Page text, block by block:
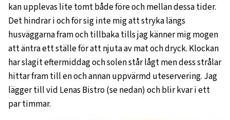
kan upplevas lite tomt både före och mellan dessa tider.
Det hindrar i och för sig inte mig att stryka längs
husväggarna fram och tillbaka tills jag känner mig mogen
att äntra ett ställe för att njuta av mat och dryck. Klockan
har slagit eftermiddag och solen står lågt men dess strålar
hittar fram till en och annan uppvärmd uteservering. Jag
lägger till vid Lenas Bistro (se nedan) och blir kvar i ett
par timmar.